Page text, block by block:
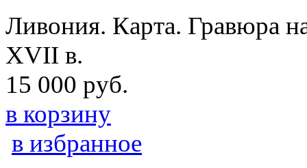
Ливония. Карта. Гравюра
XVII в.
15 000 руб.
в корзину
в избранное